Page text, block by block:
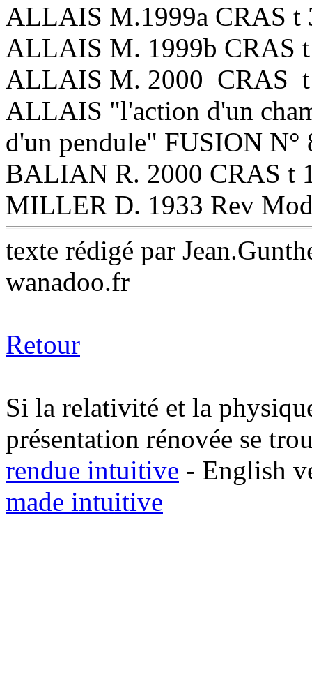
ALLAIS M.1999a CRAS t
ALLAIS M. 1999b CRAS
ALLAIS M. 2000 CRAS t
ALLAIS "l'action d'un
d'un pendule" FUSION N°
BALIAN R. 2000 CRAS t
MILLER D. 1933 Rev
texte rédigé par
wanadoo.fr
Retour
Si la relativité et la
présentation rénovée se
rendue intuitive - English
made intuitive